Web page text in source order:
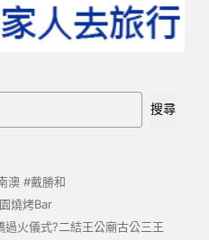
搜尋
澳 #戴勝和
燒烤Bar
過火儀式?二結王公廟古公三王